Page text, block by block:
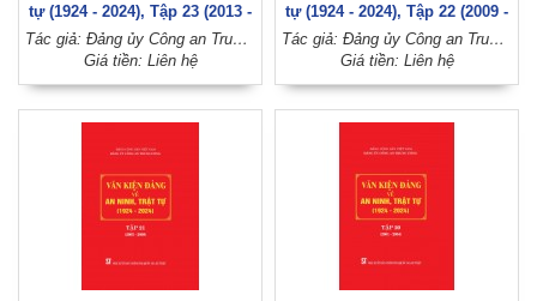
tự (1924 - 2024), Tập 23 (2013 -
2016)
Tác giả: Đảng ủy Công an Trung ương (Đảng Cộng sản Việt Nam)
Giá tiền: Liên hệ
tự (1924 - 2024), Tập 22 (2009 -
2012)
Tác giả: Đảng ủy Công an Trung ương (Đảng Cộng sản Việt Nam)
Giá tiền: Liên hệ